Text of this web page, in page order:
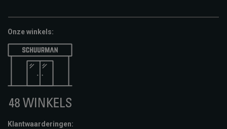
Onze winkels:
Klantwaarderingen: